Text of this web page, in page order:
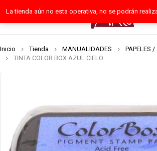
La tienda aún no esta operativa, no se podrán
Inicio Tienda MANUALIDADES
PAPELES /
TINTA COLOR BOX AZUL CIELO